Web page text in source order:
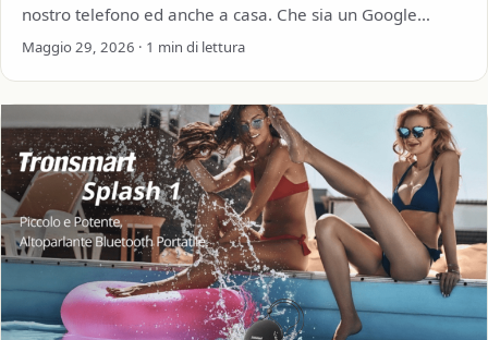
nostro telefono ed anche a casa. Che sia un Google
Home, un…
Maggio 29, 2026 · 1 min di lettura